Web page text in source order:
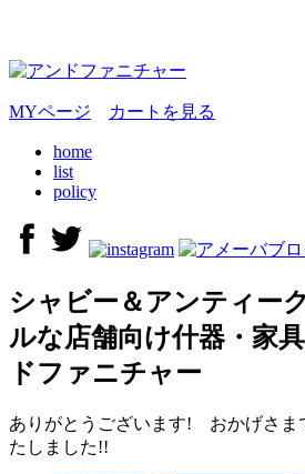
MYページ カートを見る
home
list
policy
シャビー＆アンティー
ルな店舗向け什器・家
ドファニチャー
ありがとうございます! おかげさま
たしました!!